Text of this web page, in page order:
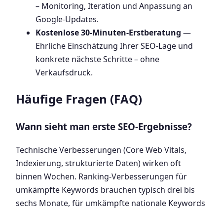
– Monitoring, Iteration und Anpassung an
Google-Updates.
Kostenlose 30-Minuten-Erstberatung —
Ehrliche Einschätzung Ihrer SEO-Lage und
konkrete nächste Schritte – ohne
Verkaufsdruck.
Häufige Fragen (FAQ)
Wann sieht man erste SEO-Ergebnisse?
Technische Verbesserungen (Core Web Vitals,
Indexierung, strukturierte Daten) wirken oft
binnen Wochen. Ranking-Verbesserungen für
umkämpfte Keywords brauchen typisch drei bis
sechs Monate, für umkämpfte nationale Keywords